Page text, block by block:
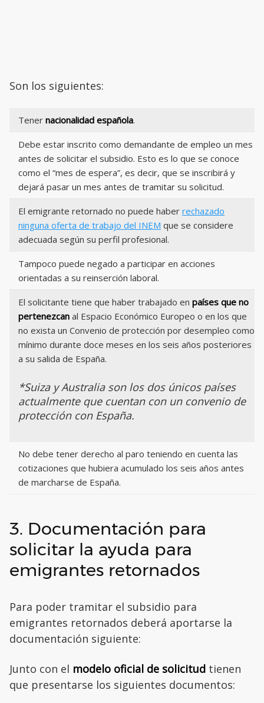
Son los siguientes:
Tener nacionalidad española.
Debe estar inscrito como demandante de empleo un mes
antes de solicitar el subsidio. Esto es lo que se conoce
como el “mes de espera”, es decir, que se inscribirá y
dejará pasar un mes antes de tramitar su solicitud.
El emigrante retornado no puede haber rechazado
ninguna oferta de trabajo del INEM que se considere
adecuada según su perfil profesional.
Tampoco puede negado a participar en acciones
orientadas a su reinserción laboral.
El solicitante tiene que haber trabajado en países que no
pertenezcan al Espacio Económico Europeo o en los que
no exista un Convenio de protección por desempleo como
mínimo durante doce meses en los seis años posteriores
a su salida de España.
*Suiza y Australia son los dos únicos países
actualmente que cuentan con un convenio de
protección con España.
No debe tener derecho al paro teniendo en cuenta las
cotizaciones que hubiera acumulado los seis años antes
de marcharse de España.
3. Documentación para
solicitar la ayuda para
emigrantes retornados
Para poder tramitar el subsidio para
emigrantes retornados deberá aportarse la
documentación siguiente:
Junto con el modelo oficial de solicitud tienen
que presentarse los siguientes documentos: